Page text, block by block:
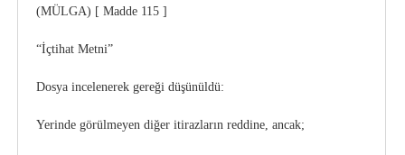
(MÜLGA) [ Madde 115 ]
“İçtihat Metni”
Dosya incelenerek gereği düşünüldü:
Yerinde görülmeyen diğer itirazların reddine, ancak;